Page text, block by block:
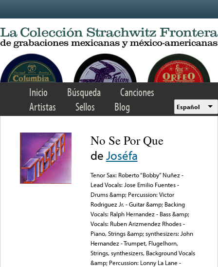
Inicio Búsqueda
Canciones
Artistas
Sellos Blog Español
No Se Por Que
deJoséfa
Tenor Sax: Roberto “Bobby” Nuñez -
Lead Vocals: Jose Emilio Fuentes -
Drums &amp; Percussion: Victor
Rodriguez Jr. - Guitar &amp; Backing
Vocals: Ralph Hernandez - Bass &amp;
Vocals: Ruben Arizmendez Rhodes -
Piano, Strings &amp; synthesizers: John
Hernandez - Trumpet, Flugelhorn,
Strings, synthesizers, Background Vocals
&amp; Percussion: Lonny La Lane -